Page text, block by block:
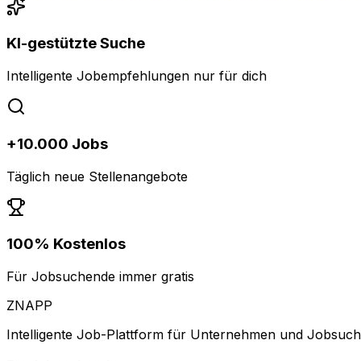
KI-gestützte Suche
Intelligente Jobempfehlungen nur für dich
+10.000 Jobs
Täglich neue Stellenangebote
100% Kostenlos
Für Jobsuchende immer gratis
ZNAPP
Intelligente Job-Plattform für Unternehmen und